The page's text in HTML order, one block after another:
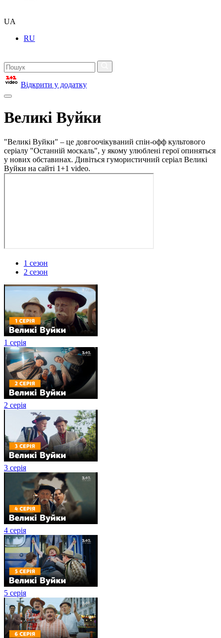
UA
RU
Відкрити у додатку
Великі Вуйки
"Великі Вуйки" – це довгоочікуваний спін-офф культового
серіалу "Останній москаль", у якому улюблені герої опиняться
у нових обставинах. Дивіться гумористичний серіал Великі
Вуйки на сайті 1+1 video.
1 сезон
2 сезон
1 серія
2 серія
3 серія
4 серія
5 серія